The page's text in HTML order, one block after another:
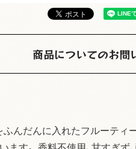
商品についてのお問
ふんだんに入れたフルーティ